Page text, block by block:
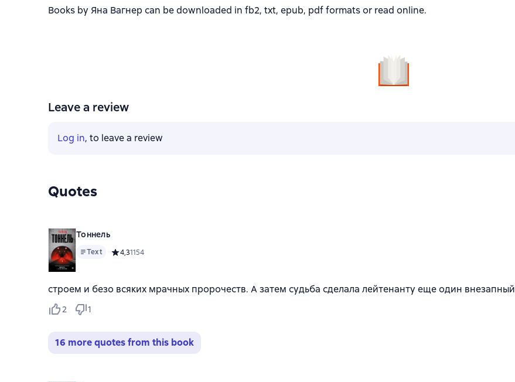
Books by Яна Вагнер can be downloaded in fb2, txt, epub, pdf formats or read online.
Leave a review
Log in, to leave a review
Quotes
Тоннель
Text Средний рейтинг 4,3 на основе 1154 оценок
4,31154
строем и безо всяких мрачных пророчеств. А затем судьба сделала лейтенанту еще один внезапный
2 1
16 more quotes from this book